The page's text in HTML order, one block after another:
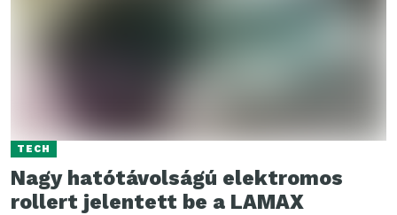
TECH
Nagy hatótávolságú elektromos
rollert jelentett be a LAMAX